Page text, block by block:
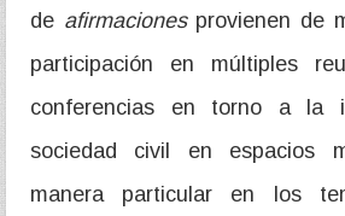
de afirmacionesprovienen de
participación en múltiples
conferencias en torno a la
sociedad civil en espacios
manera particular en los